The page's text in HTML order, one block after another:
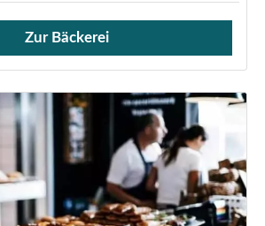
Zur Bäckerei